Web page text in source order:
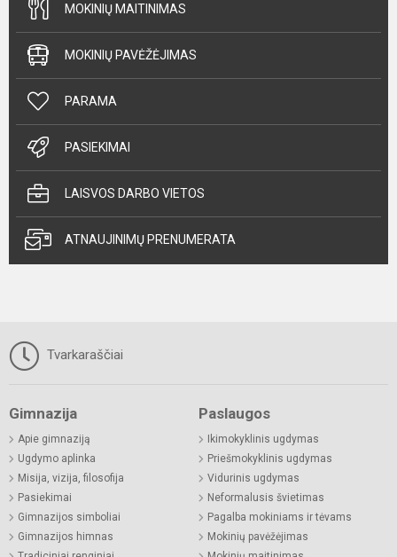
MOKINIŲ MAITINIMAS
MOKINIŲ PAVĖŽĖJIMAS
PARAMA
PASIEKIMAI
LAISVOS DARBO VIETOS
ATNAUJINIMŲ PRENUMERATA
Tvarkaraščiai
Gimnazija
Apie gimnaziją
Ugdymo aplinka
Misija, vizija, filosofija
Pasiekimai
Gimnazijos simboliai
Gimnazijos himnas
Paslaugos
Ikimokyklinis ugdymas
Priešmokyklinis ugdymas
Vidurinis ugdymas
Neformalusis švietimas
Pagalba mokiniams ir tėvams
Mokinių pavėžėjimas